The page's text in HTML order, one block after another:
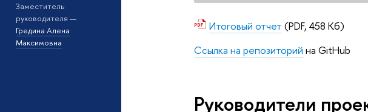
Заместитель
руководителя —
Гредина Алена
Максимовна
Итоговый отчет (PDF, 458 Кб)
Ссылка на репозиторий на GitHub
Руководители